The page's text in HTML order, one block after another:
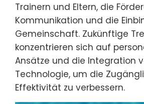
Trainern und Eltern, die
Kommunikation und die
Gemeinschaft. Zukünftige
konzentrieren sich auf
Ansätze und die Integration
Technologie, um die
Effektivität zu verbessern.